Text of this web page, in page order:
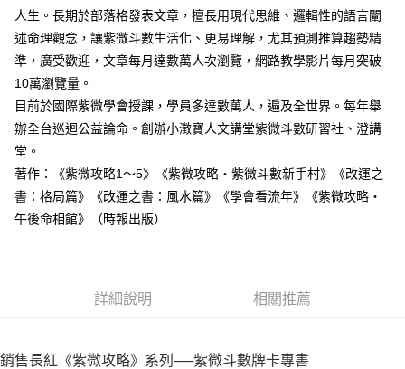
人生。長期於部落格發表文章，擅長用現代思維、邏輯性的語言闡
述命理觀念，讓紫微斗數生活化、更易理解，尤其預測推算趨勢精
準，廣受歡迎，文章每月達數萬人次瀏覽，網路教學影片每月突破
10萬瀏覽量。
目前於國際紫微學會授課，學員多達數萬人，遍及全世界。每年舉
辦全台巡迴公益論命。創辦小澂寶人文講堂紫微斗數研習社、澄講
堂。
著作：《紫微攻略1～5》《紫微攻略‧紫微斗數新手村》《改運之
書：格局篇》《改運之書：風水篇》《學會看流年》《紫微攻略‧
午後命相館》（時報出版）
詳細說明 相關推薦
銷售長紅《紫微攻略》系列──紫微斗數牌卡專書